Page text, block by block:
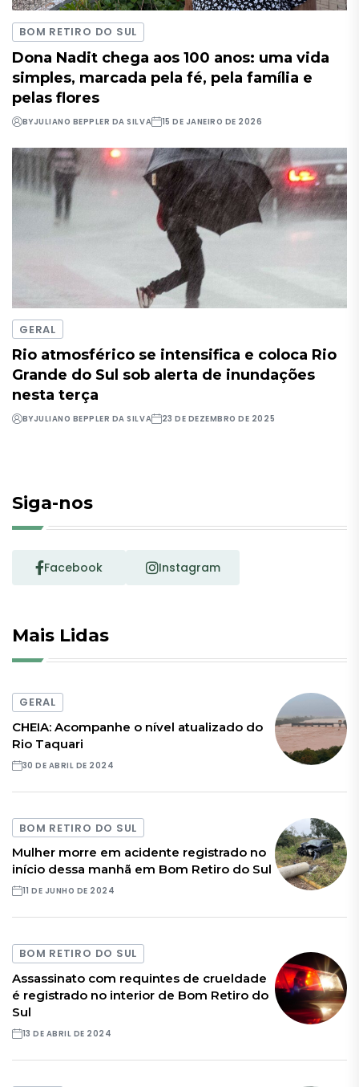
BOM RETIRO DO SUL
Dona Nadit chega aos 100 anos: uma vida
simples, marcada pela fé, pela família e
pelas flores
BYJULIANO BEPPLER DA SILVA 15 DE JANEIRO DE 2026
GERAL
Rio atmosférico se intensifica e coloca Rio
Grande do Sul sob alerta de inundações
nesta terça
BYJULIANO BEPPLER DA SILVA 23 DE DEZEMBRO DE 2025
Siga-nos
Facebook Instagram
Mais Lidas
GERAL
CHEIA: Acompanhe o nível atualizado do
Rio Taquari
30 DE ABRIL DE 2024
BOM RETIRO DO SUL
Mulher morre em acidente registrado no
início dessa manhã em Bom Retiro do Sul
11 DE JUNHO DE 2024
BOM RETIRO DO SUL
Assassinato com requintes de crueldade
é registrado no interior de Bom Retiro do
Sul
13 DE ABRIL DE 2024